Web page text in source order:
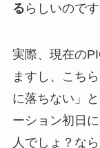
る らしいのです
実際、現在の
ますし、こち
に落ちない」
ーション初日
人でしょ？な